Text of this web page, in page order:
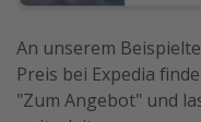
An unserem
Preis bei Expedia
"Zum Angebot" und